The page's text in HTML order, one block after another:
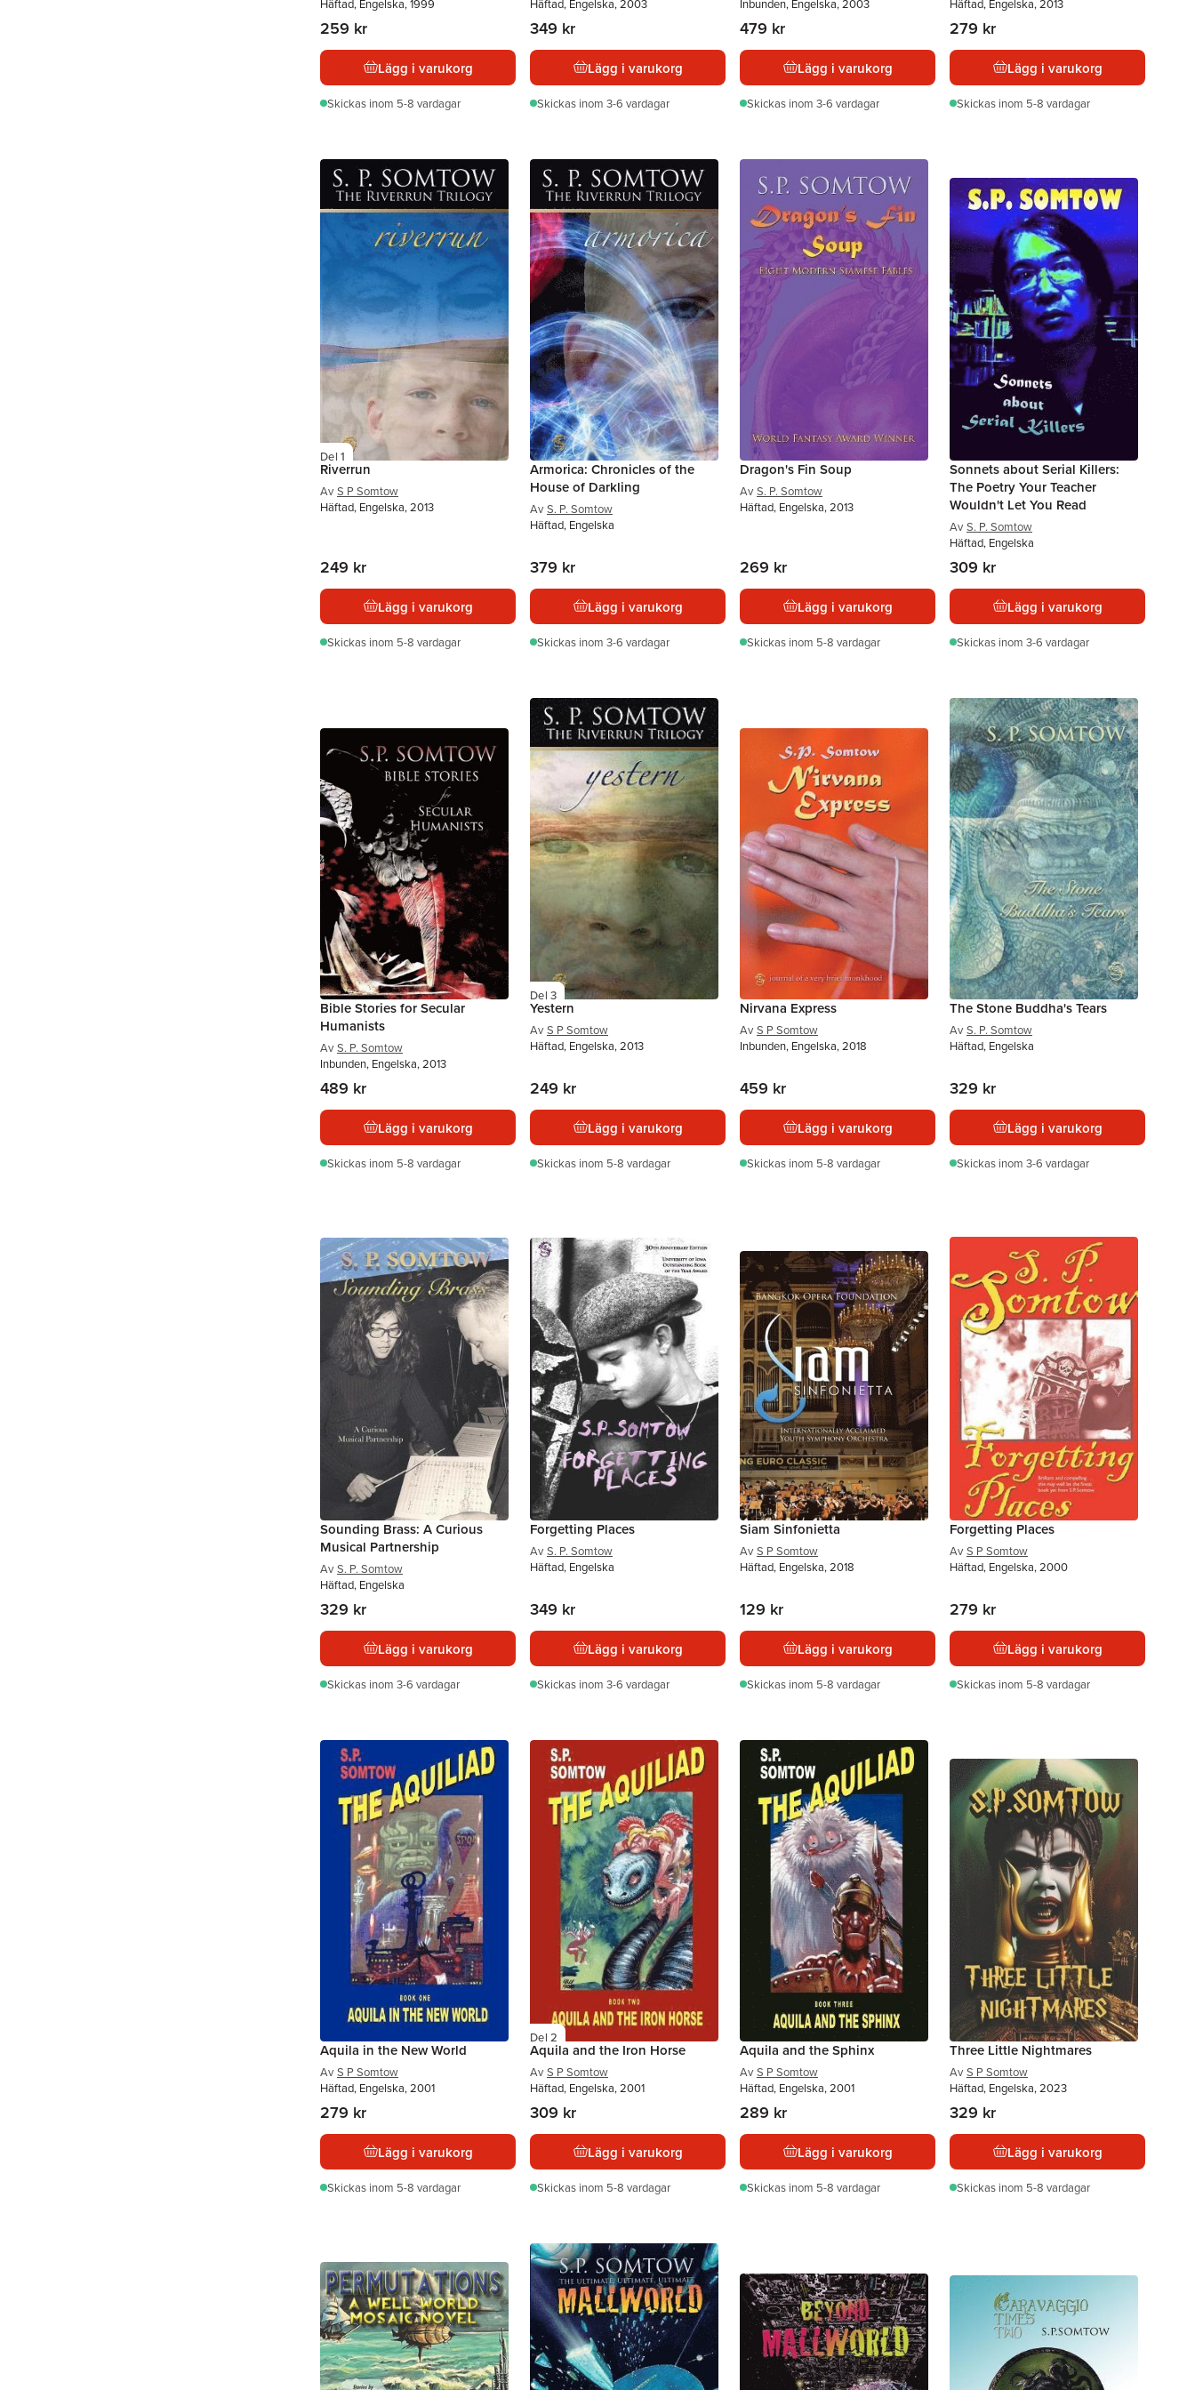
Häftad, Engelska, 1999
259 kr
Lägg i varukorg
Skickas inom 5-8 vardagar
Häftad, Engelska, 2003
349 kr
Lägg i varukorg
Skickas inom 3-6 vardagar
Inbunden, Engelska, 2003
479 kr
Lägg i varukorg
Skickas inom 3-6 vardagar
Häftad, Engelska, 2013
279 kr
Lägg i varukorg
Skickas inom 5-8 vardagar
Del 1
Riverrun
Av S P Somtow
Häftad, Engelska, 2013
249 kr
Lägg i varukorg
Skickas inom 5-8 vardagar
Armorica: Chronicles of the
House of Darkling
Av S. P. Somtow
Häftad, Engelska
379 kr
Lägg i varukorg
Skickas inom 3-6 vardagar
Dragon's Fin Soup
Av S. P. Somtow
Häftad, Engelska, 2013
269 kr
Lägg i varukorg
Skickas inom 5-8 vardagar
Sonnets about Serial Killers:
The Poetry Your Teacher
Wouldn't Let You Read
Av S. P. Somtow
Häftad, Engelska
309 kr
Lägg i varukorg
Skickas inom 3-6 vardagar
Bible Stories for Secular
Humanists
Av S. P. Somtow
Inbunden, Engelska, 2013
489 kr
Lägg i varukorg
Skickas inom 5-8 vardagar
Del 3
Yestern
Av S P Somtow
Häftad, Engelska, 2013
249 kr
Lägg i varukorg
Skickas inom 5-8 vardagar
Nirvana Express
Av S P Somtow
Inbunden, Engelska, 2018
459 kr
Lägg i varukorg
Skickas inom 5-8 vardagar
The Stone Buddha's Tears
Av S. P. Somtow
Häftad, Engelska
329 kr
Lägg i varukorg
Skickas inom 3-6 vardagar
Sounding Brass: A Curious
Musical Partnership
Av S. P. Somtow
Häftad, Engelska
329 kr
Lägg i varukorg
Skickas inom 3-6 vardagar
Forgetting Places
Av S. P. Somtow
Häftad, Engelska
349 kr
Lägg i varukorg
Skickas inom 3-6 vardagar
Siam Sinfonietta
Av S P Somtow
Häftad, Engelska, 2018
129 kr
Lägg i varukorg
Skickas inom 5-8 vardagar
Forgetting Places
Av S P Somtow
Häftad, Engelska, 2000
279 kr
Lägg i varukorg
Skickas inom 5-8 vardagar
Aquila in the New World
Av S P Somtow
Häftad, Engelska, 2001
279 kr
Lägg i varukorg
Skickas inom 5-8 vardagar
Del 2
Aquila and the Iron Horse
Av S P Somtow
Häftad, Engelska, 2001
309 kr
Lägg i varukorg
Skickas inom 5-8 vardagar
Aquila and the Sphinx
Av S P Somtow
Häftad, Engelska, 2001
289 kr
Lägg i varukorg
Skickas inom 5-8 vardagar
Three Little Nightmares
Av S P Somtow
Häftad, Engelska, 2023
329 kr
Lägg i varukorg
Skickas inom 5-8 vardagar